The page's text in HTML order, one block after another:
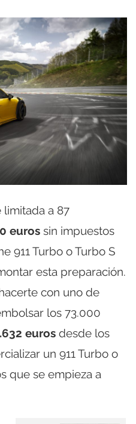
limitada a 87
euros sin impuestos
911 Turbo o Turbo S
esta preparación.
con uno de
los 73.000
euros desde los
un 911 Turbo o
que se empieza a